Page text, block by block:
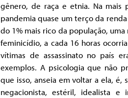
gênero, de raça e etnia. Na mais
pandemia quase um terço da
do 1% mais rico da população,
feminicídio, a cada 16 horas
vítimas de assassinato no país
exemplos. A psicologia que não
que isso, anseia em voltar a ela, é,
negacionista, estéril, idealista